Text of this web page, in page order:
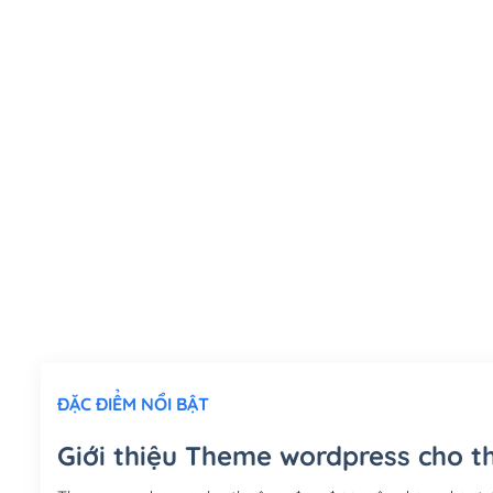
ĐẶC ĐIỂM NỔI BẬT
Giới thiệu Theme wordpress cho